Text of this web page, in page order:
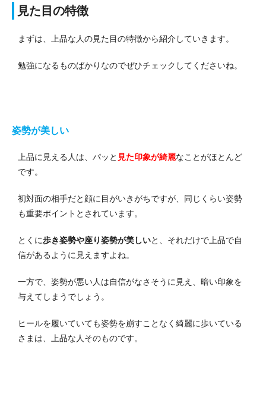
見た目の特徴
まずは、上品な人の見た目の特徴から紹介していきます。
勉強になるものばかりなのでぜひチェックしてくださいね。
姿勢が美しい
上品に見える人は、パッと 見た印象が綺麗なことがほとんど
です。
初対面の相手だと顔に目がいきがちですが、同じくらい姿勢
も重要ポイントとされています。
とくに歩き姿勢や座り姿勢が美しいと、それだけで上品で自
信があるように見えますよね。
一方で、姿勢が悪い人は自信がなさそうに見え、暗い印象を
与えてしまうでしょう。
ヒールを履いていても姿勢を崩すことなく綺麗に歩いている
さまは、上品な人そのものです。